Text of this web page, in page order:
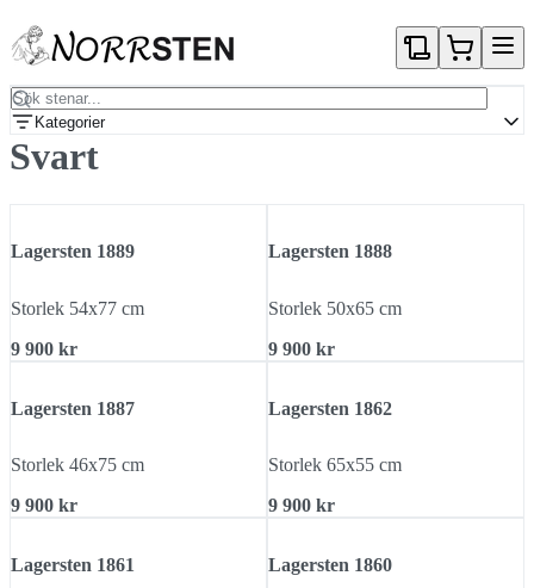
Kategorier
Svart
Lagersten 1889
Storlek 54x77 cm
9 900 kr
Lagersten 1888
Storlek 50x65 cm
9 900 kr
Lagersten 1887
Storlek 46x75 cm
9 900 kr
Lagersten 1862
Storlek 65x55 cm
9 900 kr
Lagersten 1861 Lagersten 1860